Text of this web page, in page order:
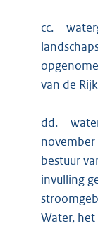
cc.
van de
dd.
bestuur
invulling
Water,